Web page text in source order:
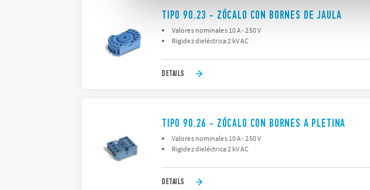
TIPO 90.23 - ZÓCALO CON BORNES DE JAULA
Valores nominales 10 A - 250 V
Rigidez dieléctrica 2 kV AC
DETAILS
TIPO 90.26 - ZÓCALO CON BORNES A PLETINA
Valores nominales 10 A - 250 V
Rigidez dieléctrica 2 kV AC
DETAILS